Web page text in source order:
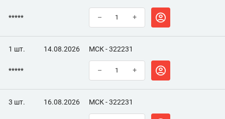
***** – +
1 шт. 14.08.2026 МСК - 322231
***** – +
3 шт. 16.08.2026 МСК - 322231